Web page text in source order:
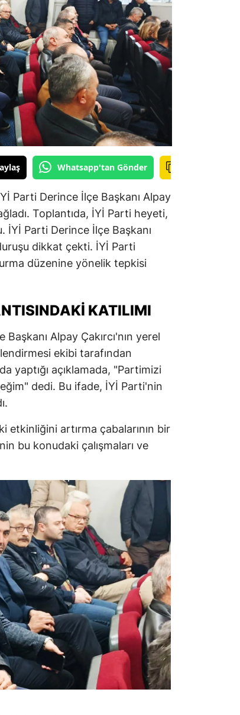
Whatsapp'tan Gönder
Parti Derince İlçe Başkanı Alpay
Toplantıda, İYİ Parti heyeti,
İYİ Parti Derince İlçe Başkanı
dikkat çekti. İYİ Parti
düzenine yönelik tepkisi
KATILIMI
Alpay Çakırcı'nın yerel
ekibi tarafından
yaptığı açıklamada, "Partimizi
dedi. Bu ifade, İYİ Parti'nin
etkinliğini artırma çabalarının bir
bu konudaki çalışmaları ve